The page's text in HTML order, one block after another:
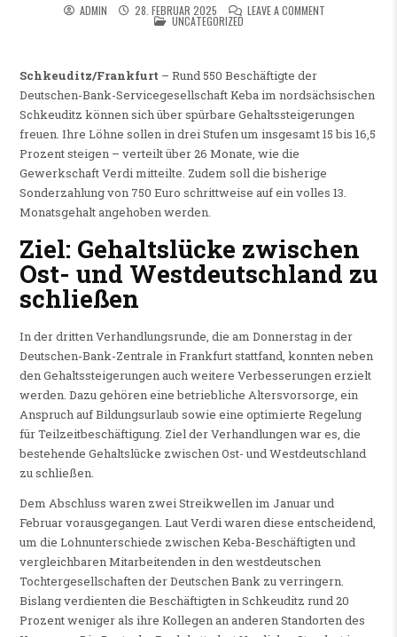
ADMIN 28. FEBRUAR 2025 LEAVE A COMMENTON LÖHNE BEI
POSTED IN
UNCATEGORIZED
Schkeuditz/Frankfurt – Rund 550 Beschäftigte der
Deutschen-Bank-Servicegesellschaft Keba im nordsächsischen
Schkeuditz können sich über spürbare Gehaltssteigerungen
freuen. Ihre Löhne sollen in drei Stufen um insgesamt 15 bis 16,5
Prozent steigen – verteilt über 26 Monate, wie die
Gewerkschaft Verdi mitteilte. Zudem soll die bisherige
Sonderzahlung von 750 Euro schrittweise auf ein volles 13.
Monatsgehalt angehoben werden.
Ziel: Gehaltslücke zwischen
Ost- und Westdeutschland zu
schließen
In der dritten Verhandlungsrunde, die am Donnerstag in der
Deutschen-Bank-Zentrale in Frankfurt stattfand, konnten neben
den Gehaltssteigerungen auch weitere Verbesserungen erzielt
werden. Dazu gehören eine betriebliche Altersvorsorge, ein
Anspruch auf Bildungsurlaub sowie eine optimierte Regelung
für Teilzeitbeschäftigung. Ziel der Verhandlungen war es, die
bestehende Gehaltslücke zwischen Ost- und Westdeutschland
zu schließen.
Dem Abschluss waren zwei Streikwellen im Januar und
Februar vorausgegangen. Laut Verdi waren diese entscheidend,
um die Lohnunterschiede zwischen Keba-Beschäftigten und
vergleichbaren Mitarbeitenden in den westdeutschen
Tochtergesellschaften der Deutschen Bank zu verringern.
Bislang verdienten die Beschäftigten in Schkeuditz rund 20
Prozent weniger als ihre Kollegen an anderen Standorten des